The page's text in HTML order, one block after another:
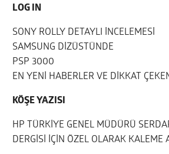
LOG IN
SONY ROLLY DETAYLI İNCELEMESİ
SAMSUNG DİZÜSTÜNDE
PSP 3000
EN YENİ HABERLER VE DİKKAT
KÖŞE YAZISI
HP TÜRKİYE GENEL MÜDÜRÜ
DERGİSİ İÇİN ÖZEL OLARAK KALEME